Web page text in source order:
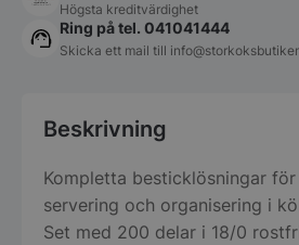
Högsta kreditvärdighet
Ring på tel. 041041444
Skicka ett mail till
Beskrivning
Kompletta besticklösningar
servering och organisering i
Set med 200 delar i 18/0